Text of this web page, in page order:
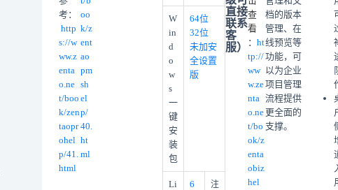
档的版本
管理、在
线预览等
功能，可
以为企业
项目管理
流程提供
更全面的
支撑。
查
看
： ht
tp://
ww
w.ze
nta
o.ne
t/bo
ok/z
enta
obiz
hel
直接
联系
客
服）
W
in
d
o
w
s
一
键
安
装
包
64位
32位
未加安
全设置
版
Li
6
注
oo
k/z
ent
ao
pm
sh
el
p/
40.
ht
ml
考：
http
s://w
ww.z
enta
o.ne
t/boo
k/zen
taopr
ohel
p/41.
html